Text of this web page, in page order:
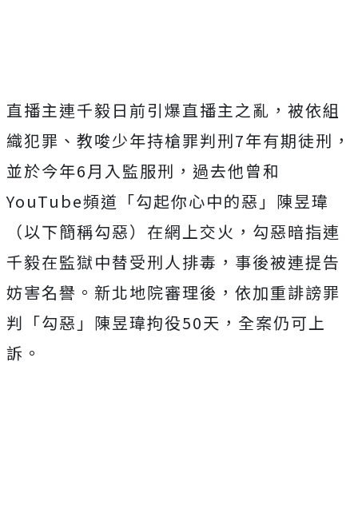
直播主連千毅日前引爆直播主之亂，被依組
織犯罪、教唆少年持槍罪判刑7年有期徒刑，
並於今年6月入監服刑，過去他曾和
YouTube頻道「勾起你心中的惡」陳昱瑋
（以下簡稱勾惡）在網上交火，勾惡暗指連
千毅在監獄中替受刑人排毒，事後被連提告
妨害名譽。新北地院審理後，依加重誹謗罪
判「勾惡」陳昱瑋拘役50天，全案仍可上
訴。